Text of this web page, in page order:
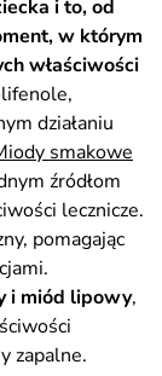
i to, od
w którym
właściwości
działaniu
smakowe
źródłom
lecznicze.
pomagając
i miód lipowy,
zapalne.